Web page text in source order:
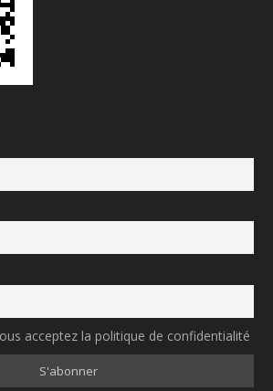
acceptez la politique de confidentialité